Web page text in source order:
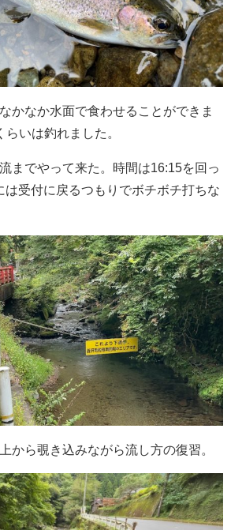
かなか水面で食わせることができま
いは釣れました。
までやって来た。時間は16:15を回っ
は受付に戻るつもりでボチボチ打ちな
から覗き込みながら流し方の復習。